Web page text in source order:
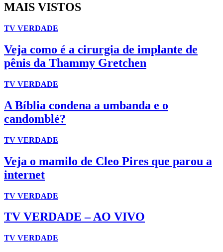
MAIS VISTOS
TV VERDADE
Veja como é a cirurgia de implante de
pênis da Thammy Gretchen
TV VERDADE
A Bíblia condena a umbanda e o
candomblé?
TV VERDADE
Veja o mamilo de Cleo Pires que parou a
internet
TV VERDADE
TV VERDADE – AO VIVO
TV VERDADE